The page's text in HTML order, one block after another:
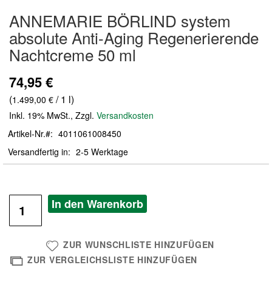
Anfang
der
Bildergalerie
springen
ANNEMARIE BÖRLIND system
absolute Anti-Aging Regenerierende
Nachtcreme 50 ml
74,95 €
(1.499,00 € / 1 l)
Inkl. 19% MwSt., Zzgl. Versandkosten
Artikel-Nr.
4011061008450
Versandfertig in
2-5 Werktage
In den Warenkorb
ZUR WUNSCHLISTE HINZUFÜGEN
ZUR VERGLEICHSLISTE HINZUFÜGEN